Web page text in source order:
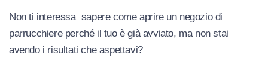
Non ti interessa sapere come aprire un negozio di
parrucchiere perché il tuo è già avviato, ma non stai
avendo i risultati che aspettavi?